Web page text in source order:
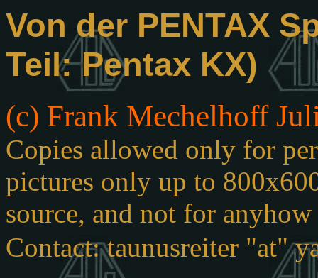
Von der PENTAX
Teil: Pentax KX)
(c) Frank Mechelhoff
Copies allowed only for
pictures only up to
source, and not for
Contact: taunusreiter "at"